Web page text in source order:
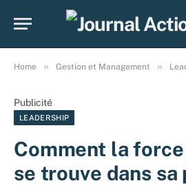
Home » Gestion et Management »
Publicité
LEADERSHIP
Comment la force
se trouve dans sa